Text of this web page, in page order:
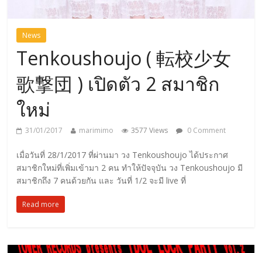
News
Tenkoushoujo ( 転校少女
歌撃団 ) เปิดตัว 2 สมาชิก
ใหม่
31/01/2017 marimimo 3577 Views 0 Comment
เมื่อวันที่ 28/1/2017 ที่ผ่านมา วง Tenkoushoujo ได้ประกาศ
สมาชิกใหม่ที่เพิ่มเข้ามา 2 คน ทำให้ปัจจุบัน วง Tenkoushoujo มี
สมาชิกถึง 7 คนด้วยกัน และ วันที่ 1/2 จะมี live ที่
Read more